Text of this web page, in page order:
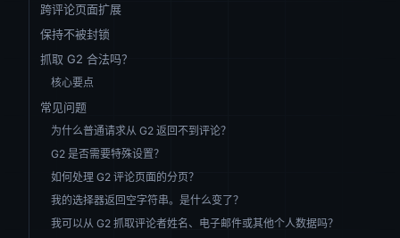
跨评论页面扩展
保持不被封锁
抓取 G2 合法吗？
核心要点
常见问题
为什么普通请求从 G2 返回不到评论？
G2 是否需要特殊设置？
如何处理 G2 评论页面的分页？
我的选择器返回空字符串。是什么变了？
我可以从 G2 抓取评论者姓名、电子邮件或其他个人数据吗？